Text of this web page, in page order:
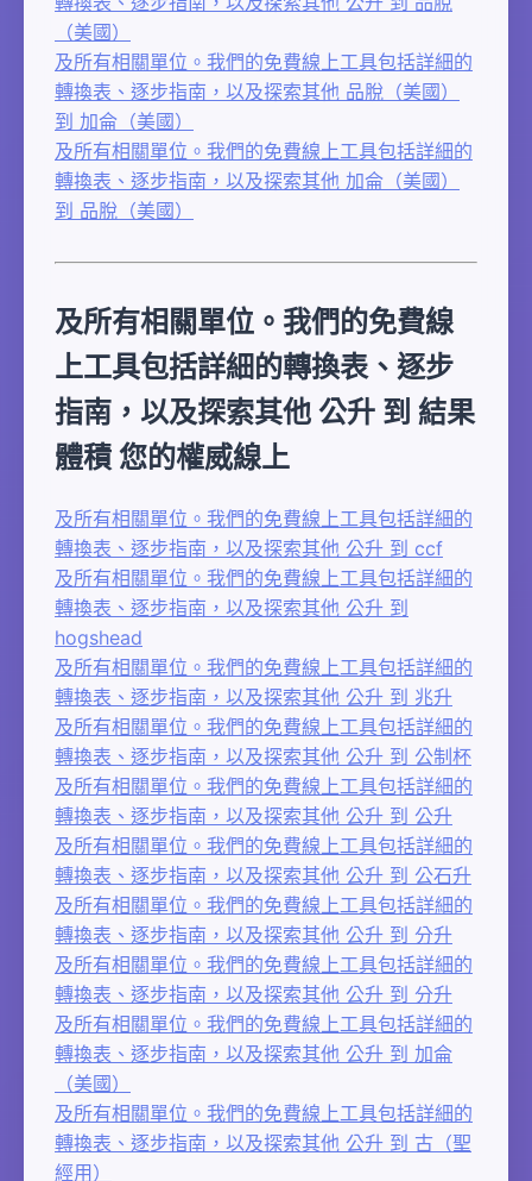
（美國）
及所有相關單位。我們的免費線上工具包括詳細的
轉換表、逐步指南，以及探索其他 品脫（美國）
到 加侖（美國）
及所有相關單位。我們的免費線上工具包括詳細的
轉換表、逐步指南，以及探索其他 加侖（美國）
到 品脫（美國）
及所有相關單位。我們的免費線
上工具包括詳細的轉換表、逐步
指南，以及探索其他 公升 到 結果
體積 您的權威線上
及所有相關單位。我們的免費線上工具包括詳細的
轉換表、逐步指南，以及探索其他 公升 到 ccf
及所有相關單位。我們的免費線上工具包括詳細的
轉換表、逐步指南，以及探索其他 公升 到
hogshead
及所有相關單位。我們的免費線上工具包括詳細的
轉換表、逐步指南，以及探索其他 公升 到 兆升
及所有相關單位。我們的免費線上工具包括詳細的
轉換表、逐步指南，以及探索其他 公升 到 公制杯
及所有相關單位。我們的免費線上工具包括詳細的
轉換表、逐步指南，以及探索其他 公升 到 公升
及所有相關單位。我們的免費線上工具包括詳細的
轉換表、逐步指南，以及探索其他 公升 到 公石升
及所有相關單位。我們的免費線上工具包括詳細的
轉換表、逐步指南，以及探索其他 公升 到 分升
及所有相關單位。我們的免費線上工具包括詳細的
轉換表、逐步指南，以及探索其他 公升 到 分升
及所有相關單位。我們的免費線上工具包括詳細的
轉換表、逐步指南，以及探索其他 公升 到 加侖
（美國）
及所有相關單位。我們的免費線上工具包括詳細的
轉換表、逐步指南，以及探索其他 公升 到 古（聖
經用）